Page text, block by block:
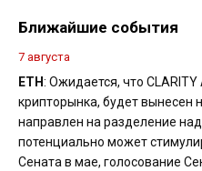
Ближайшие события
7 августа
ETH: Ожидается, что CLARITY
крипторынка, будет вынесен
направлен на разделение
потенциально может
Сената в мае, голосование